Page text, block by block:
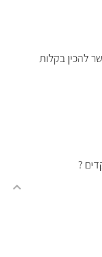
להכין בקלות
?